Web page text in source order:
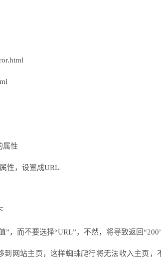
属性
性，设置成URL
”，而不要选择“URL”，不然，将导致返回“200
到网站主页，这样蜘蛛爬行将无法收入主页，